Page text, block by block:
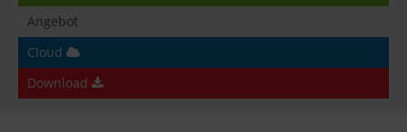
Angebot
Cloud
Download